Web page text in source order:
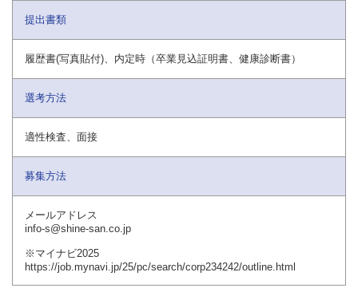
提出書類
履歴書(写真貼付)、内定時（卒業見込証明書、健康診断書）
選考方法
適性検査、面接
募集方法
メールアドレス
info-s@shine-san.co.jp
※マイナビ2025
https://job.mynavi.jp/25/pc/search/corp234242/outline.html